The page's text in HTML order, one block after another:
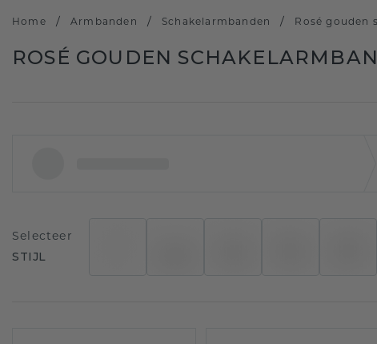
Home / Armbanden / Schakelarmbanden / Rosé gouden
ROSÉ GOUDEN
Selecteer
STIJL